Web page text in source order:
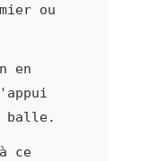
ou
en
balle.
ce